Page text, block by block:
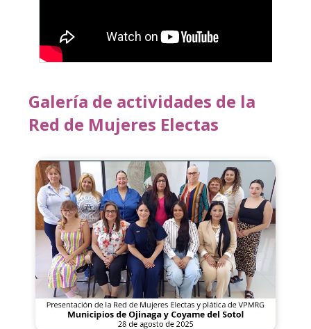
Galería de actividades de la
Red de Mujeres Electas